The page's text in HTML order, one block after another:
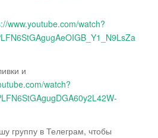
www.youtube.com/watch?
и
watch?
группу в Телеграм, чтобы